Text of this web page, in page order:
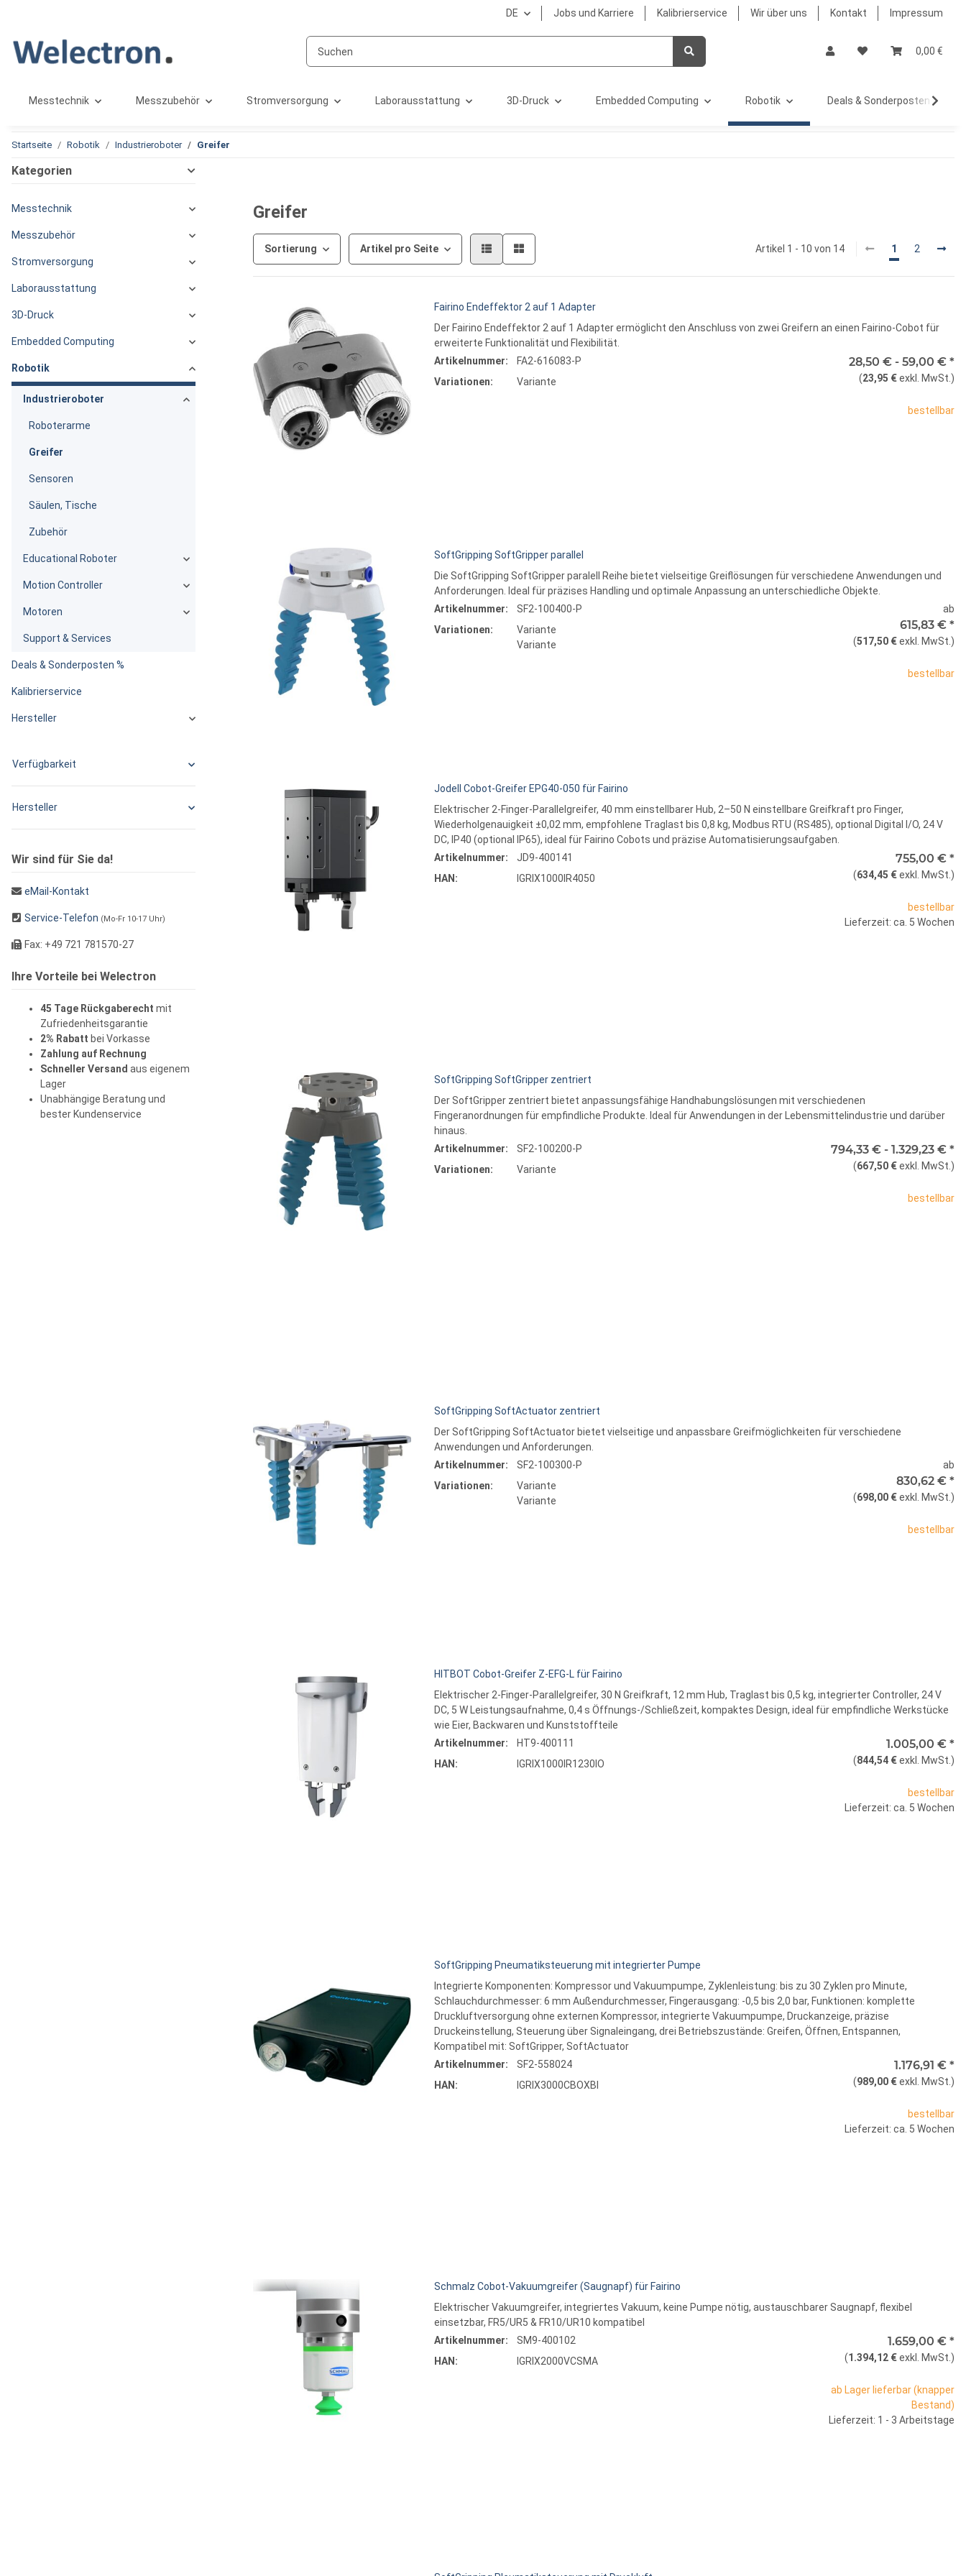
DE Jobs und Karriere Kalibrierservice Wir über uns Kontakt Impressum
0,00 €
Messtechnik Messzubehör Stromversorgung Laborausstattung 3D-Druck Embedded Computing Robotik Deals & Sonderposten %
Startseite Robotik Industrieroboter Greifer
Greifer
Sortierung Artikel pro Seite Artikel 1 - 10 von 14 1 2
Fairino Endeffektor 2 auf 1 Adapter
Der Fairino Endeffektor 2 auf 1 Adapter ermöglicht den Anschluss von zwei Greifern an einen Fairino-Cobot für
erweiterte Funktionalität und Flexibilität.
Artikelnummer:
FA2-616083-P
Variationen:
Variante
28,50 € - 59,00 € *
(23,95 €exkl. MwSt. )
bestellbar
SoftGripping SoftGripper parallel
Die SoftGripping SoftGripper paralell Reihe bietet vielseitige Greiflösungen für verschiedene Anwendungen und
Anforderungen. Ideal für präzises Handling und optimale Anpassung an unterschiedliche Objekte.
Artikelnummer:
SF2-100400-P
Variationen:
Variante
Variante
ab
615,83 € *
(517,50 €exkl. MwSt. )
bestellbar
Jodell Cobot-Greifer EPG40-050 für Fairino
Elektrischer 2-Finger-Parallelgreifer, 40 mm einstellbarer Hub, 2–50 N einstellbare Greifkraft pro Finger,
Wiederholgenauigkeit ±0,02 mm, empfohlene Traglast bis 0,8 kg, Modbus RTU (RS485), optional Digital I/O, 24 V
DC, IP40 (optional IP65), ideal für Fairino Cobots und präzise Automatisierungsaufgaben.
Artikelnummer:
JD9-400141
HAN:
IGRIX1000IR4050
755,00 € *
(634,45 €exkl. MwSt. )
bestellbar
Lieferzeit: ca. 5 Wochen
SoftGripping SoftGripper zentriert
Der SoftGripper zentriert bietet anpassungsfähige Handhabungslösungen mit verschiedenen
Fingeranordnungen für empfindliche Produkte. Ideal für Anwendungen in der Lebensmittelindustrie und darüber
hinaus.
Artikelnummer:
SF2-100200-P
Variationen:
Variante
794,33 € - 1.329,23 € *
(667,50 €exkl. MwSt. )
bestellbar
SoftGripping SoftActuator zentriert
Der SoftGripping SoftActuator bietet vielseitige und anpassbare Greifmöglichkeiten für verschiedene
Anwendungen und Anforderungen.
Artikelnummer:
SF2-100300-P
Variationen:
Variante
Variante
ab
830,62 € *
(698,00 €exkl. MwSt. )
bestellbar
HITBOT Cobot-Greifer Z-EFG-L für Fairino
Elektrischer 2-Finger-Parallelgreifer, 30 N Greifkraft, 12 mm Hub, Traglast bis 0,5 kg, integrierter Controller, 24 V
DC, 5 W Leistungsaufnahme, 0,4 s Öffnungs-/Schließzeit, kompaktes Design, ideal für empfindliche Werkstücke
wie Eier, Backwaren und Kunststoffteile
Artikelnummer:
HT9-400111
HAN:
IGRIX1000IR1230IO
1.005,00 € *
(844,54 €exkl. MwSt. )
bestellbar
Lieferzeit: ca. 5 Wochen
SoftGripping Pneumatiksteuerung mit integrierter Pumpe
Integrierte Komponenten: Kompressor und Vakuumpumpe, Zyklenleistung: bis zu 30 Zyklen pro Minute,
Schlauchdurchmesser: 6 mm Außendurchmesser, Fingerausgang: -0,5 bis 2,0 bar, Funktionen: komplette
Druckluftversorgung ohne externen Kompressor, integrierte Vakuumpumpe, Druckanzeige, präzise
Druckeinstellung, Steuerung über Signaleingang, drei Betriebszustände: Greifen, Öffnen, Entspannen,
Kompatibel mit: SoftGripper, SoftActuator
Artikelnummer:
SF2-558024
HAN:
IGRIX3000CBOXBI
1.176,91 € *
(989,00 €exkl. MwSt. )
bestellbar
Lieferzeit: ca. 5 Wochen
Schmalz Cobot-Vakuumgreifer (Saugnapf) für Fairino
Elektrischer Vakuumgreifer, integriertes Vakuum, keine Pumpe nötig, austauschbarer Saugnapf, flexibel
einsetzbar, FR5/UR5 & FR10/UR10 kompatibel
Artikelnummer:
SM9-400102
HAN:
IGRIX2000VCSMA
1.659,00 € *
(1.394,12 €exkl. MwSt. )
ab Lager lieferbar (knapper
Bestand)
Lieferzeit: 1 - 3 Arbeitstage
Kategorien
Messtechnik
Messzubehör
Stromversorgung
Laborausstattung
3D-Druck
Embedded Computing
Robotik
Industrieroboter
Roboterarme
Greifer
Sensoren
Säulen, Tische
Zubehör
Educational Roboter
Motion Controller
Motoren
Support & Services
Deals & Sonderposten %
Kalibrierservice
Hersteller
Verfügbarkeit
Hersteller
Wir sind für Sie da!
eMail-Kontakt
Service-Telefon (Mo-Fr 10-17 Uhr)
Fax: +49 721 781570-27
Ihre Vorteile bei Welectron
45 Tage Rückgaberecht mit
Zufriedenheitsgarantie
2% Rabatt bei Vorkasse
Zahlung auf Rechnung
Schneller Versand aus eigenem
Lager
Unabhängige Beratung und
bester Kundenservice